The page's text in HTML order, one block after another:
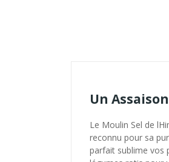
Un
Le Moulin Sel de
reconnu pour sa
parfait sublime vos